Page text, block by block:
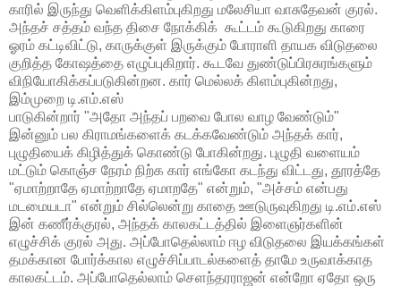
காரில் இருந்து வெளிக்கிளம்புகிறது மலேசியா வாசுதேவன் குரல்.
அந்தச் சத்தம் வந்த திசை நோக்கிக் கூட்டம் கூடுகிறது காரை
ஓரம் கட்டிவிட்டு, காருக்குள் இருக்கும் போராளி தாயக விடுதலை
குறித்த கோஷத்தை எழுப்புகிறார். கூடவே துண்டுப்பிரசுரங்களும்
விநியோகிக்கப்படுகின்றன. கார் மெல்லக் கிளம்புகின்றது,
இம்முறை டி.எம்.எஸ்
பாடுகின்றார் "அதோ அந்தப் பறவை போல வாழ வேண்டும்"
இன்னும் பல கிராமங்களைக் கடக்கவேண்டும் அந்தக் கார்,
புழுதியைக் கிழித்துக் கொண்டு போகின்றது. புழுதி வளையம்
மட்டும் கொஞ்ச நேரம் நிற்க கார் எங்கோ கடந்து விட்டது, தூரத்தே
"ஏமாற்றாதே ஏமாற்றாதே ஏமாறதே" என்றும், "அச்சம் என்பது
மடமையடா" என்றும் சில்லென்று காதை ஊடுருவுகிறது டி.எம்.எஸ்
இன் கணீர்க்குரல், அந்தக் காலகட்டத்தில் இளைஞர்களின்
எழுச்சிக் குரல் அது. அப்போதெல்லாம் ஈழ விடுதலை இயக்கங்கள்
தமக்கான போர்க்கால எழுச்சிப்பாடல்களைத் தாமே உருவாக்காத
காலகட்டம். அப்போதெல்லாம் செளந்தரராஜன் என்றோ ஏதோ ஒரு